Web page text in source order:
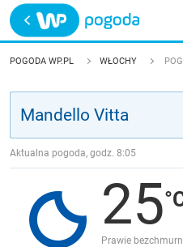
Trwa ładowanie
POLSKA
JAKOŚĆ POWIETRZA
POGODA WP.PL WŁOCHY
Aktualna pogoda, godz. 8:05
25
Prawie